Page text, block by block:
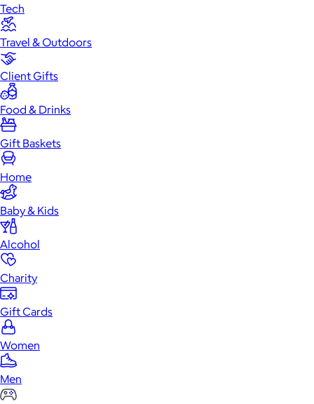
Tech
Travel & Outdoors
Client Gifts
Food & Drinks
Gift Baskets
Home
Baby & Kids
Alcohol
Charity
Gift Cards
Women
Men